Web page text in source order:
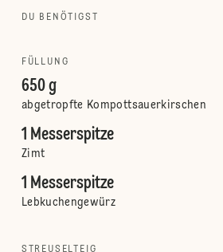
DU BENÖTIGST
FÜLLUNG
650 g
abgetropfte Kompottsauerkirschen
1 Messerspitze
Zimt
1 Messerspitze
Lebkuchengewürz
STREUSELTEIG